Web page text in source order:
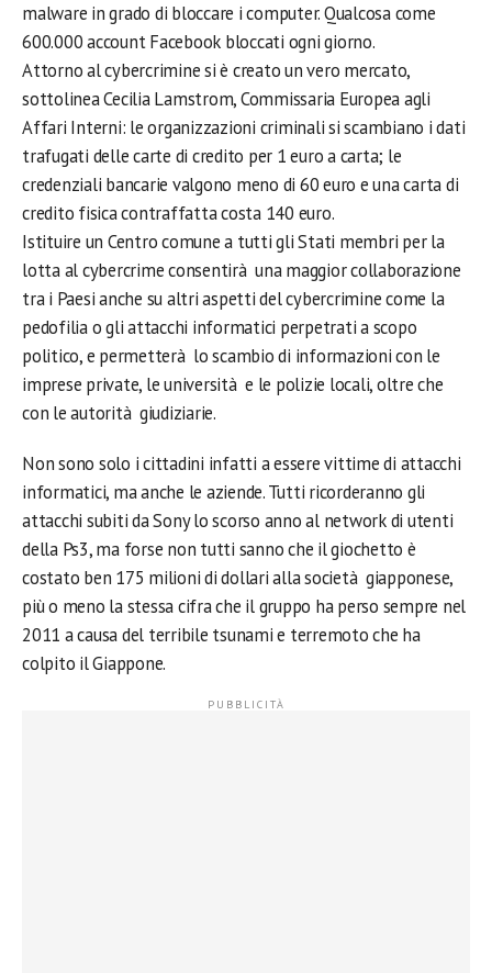
malware in grado di bloccare i computer. Qualcosa come
600.000 account Facebook bloccati ogni giorno.
Attorno al cybercrimine si è creato un vero mercato,
sottolinea Cecilia Lamstrom, Commissaria Europea agli
Affari Interni: le organizzazioni criminali si scambiano i dati
trafugati delle carte di credito per 1 euro a carta; le
credenziali bancarie valgono meno di 60 euro e una carta di
credito fisica contraffatta costa 140 euro.
Istituire un Centro comune a tutti gli Stati membri per la
lotta al cybercrime consentirà una maggior collaborazione
tra i Paesi anche su altri aspetti del cybercrimine come la
pedofilia o gli attacchi informatici perpetrati a scopo
politico, e permetterà lo scambio di informazioni con le
imprese private, le università e le polizie locali, oltre che
con le autorità giudiziarie.
Non sono solo i cittadini infatti a essere vittime di attacchi
informatici, ma anche le aziende. Tutti ricorderanno gli
attacchi subiti da Sony lo scorso anno al network di utenti
della Ps3, ma forse non tutti sanno che il giochetto è
costato ben 175 milioni di dollari alla società giapponese,
più o meno la stessa cifra che il gruppo ha perso sempre nel
2011 a causa del terribile tsunami e terremoto che ha
colpito il Giappone.